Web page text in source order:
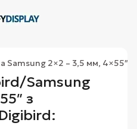
Samsung 2×2 – 3,5 мм, 4×55″
Samsung
з